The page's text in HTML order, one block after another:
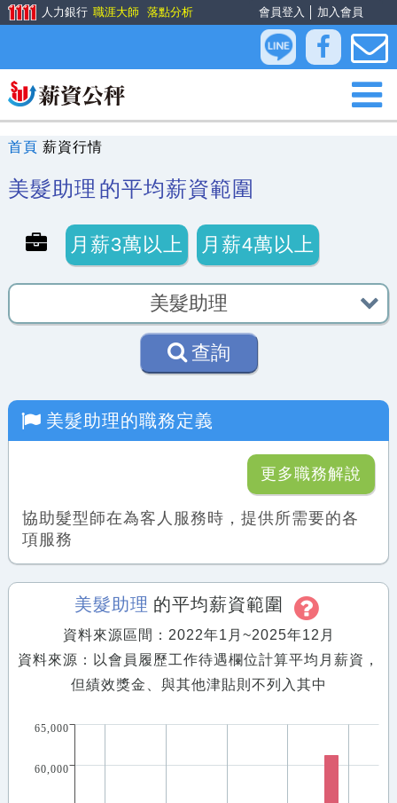
會員登入 加入會員
人力銀行 職涯大師 落點分析
首頁 薪資行情
美髮助理 的平均薪資範圍
月薪3萬以上 月薪4萬以上
查詢
美髮助理的職務定義
更多職務解說
協助髮型師在為客人服務時，提供所需要的各
項服務
美髮助理 的平均薪資範圍
資料來源區間：2022年1月~2025年12月
資料來源：以會員履歷工作待遇欄位計算平均月薪資，
但績效獎金、與其他津貼則不列入其中
60,000
65,000